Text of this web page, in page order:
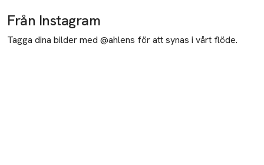
Från Instagram
Tagga dina bilder med @ahlens för att synas i vårt flöde.